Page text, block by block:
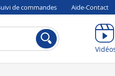
de commandes Aide-Contact
Compte